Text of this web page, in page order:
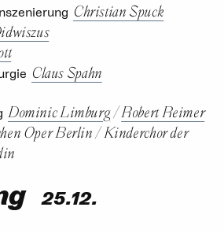
Christian Spuck
Claus Spahn
Dominic Limburg/Robert Reimer
Oper Berlin /Kinderchor der
25.12.